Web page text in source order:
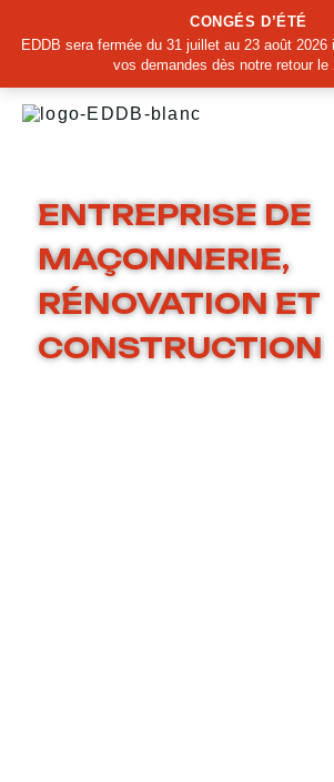
CONGÉS D’ÉTÉ
EDDB sera fermée du 31 juillet au 23 août
vos demandes dès notre retour le
ENTREPRISE DE
MAÇONNERIE,
RÉNOVATION ET
CONSTRUCTION